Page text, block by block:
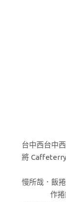
台中西台中
將
慢所哉．飯
作